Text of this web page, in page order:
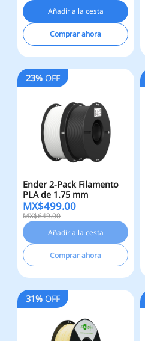
Añadir a la cesta
Comprar ahora
23% OFF
Ender 2-Pack Filamento
PLA de 1.75 mm
MX$499.00
MX$649.00
Añadir a la cesta
Comprar ahora
31% OFF